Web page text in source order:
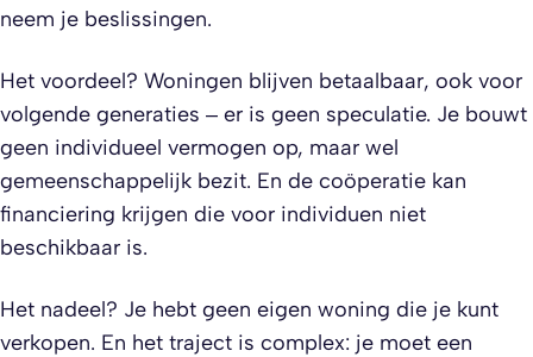
neem je beslissingen.
Het voordeel? Woningen blijven betaalbaar, ook voor
volgende generaties – er is geen speculatie. Je bouwt
geen individueel vermogen op, maar wel
gemeenschappelijk bezit. En de coöperatie kan
financiering krijgen die voor individuen niet
beschikbaar is.
Het nadeel? Je hebt geen eigen woning die je kunt
verkopen. En het traject is complex: je moet een